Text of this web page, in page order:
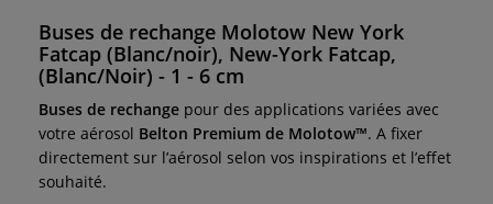
Buses de rechange Molotow New York
Fatcap (Blanc/noir), New-York Fatcap,
(Blanc/Noir) - 1 - 6 cm
Buses de rechange pour des applications variées avec
votre aérosol Belton Premium de Molotow™. A fixer
directement sur l’aérosol selon vos inspirations et l’effet
souhaité.